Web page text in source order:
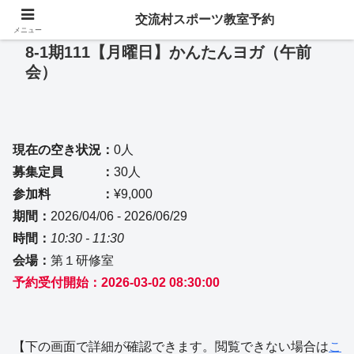
8-1期111【月曜日】かんたんヨガ（午前
会）
現在の空き状況： 0人
募集定員 ： 30人
参加料 ： ¥9,000
期間： 2026/04/06 - 2026/06/29
時間： 10:30 - 11:30
会場： 第１研修室
予約受付開始：2026-03-02 08:30:00
【下の画面で詳細が確認できます。閲覧できない場合はこ
メニュー
交流村スポーツ教室予約